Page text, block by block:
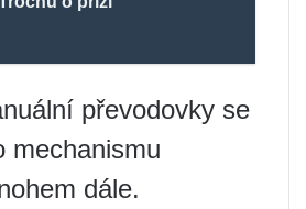
převodovky se
mechanismu
dále.